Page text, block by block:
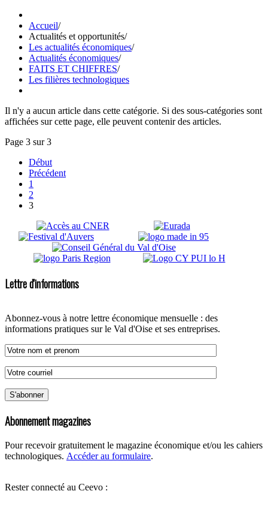
Accueil/
Actualités et opportunités/
Les actualités économiques/
Actualités économiques/
FAITS ET CHIFFRES/
Les filières technologiques
Il n'y a aucun article dans cette catégorie. Si des sous-catégories sont
affichées sur cette page, elle peuvent contenir des articles.
Page 3 sur 3
Début
Précédent
1
2
3
Lettre d'informations
Abonnez-vous à notre lettre économique mensuelle : des
informations pratiques sur le Val d'Oise et ses entreprises.
Abonnement magazines
Pour recevoir gratuitement le magazine économique et/ou les cahiers
technologiques. Accéder au formulaire.
Rester connecté au Ceevo :